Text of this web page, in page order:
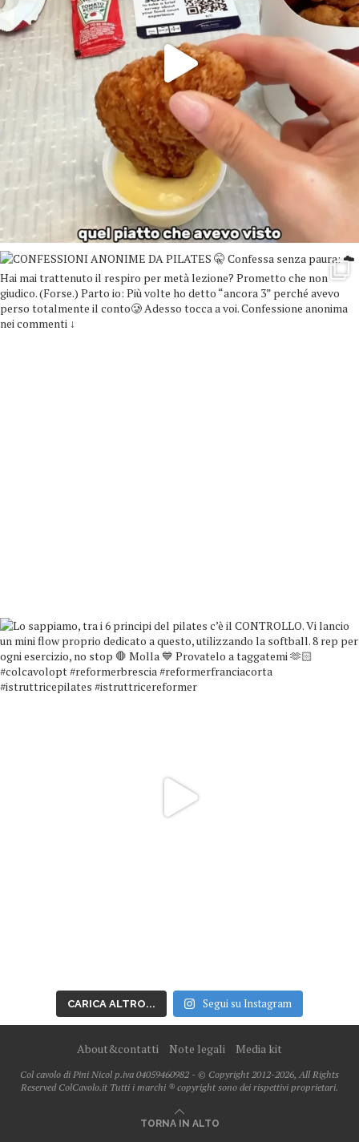
CARICA ALTRO... Segui su Instagram
About&contatti Note legali Media kit
Col cavolo di Pini Nicol p.iva 04059460982 - © Copyright 2012-2026, All Rights
Reserved ColCavolo.it Tutti i marchi ® copyright sono dei rispettivi proprietari.
TORNA IN ALTO